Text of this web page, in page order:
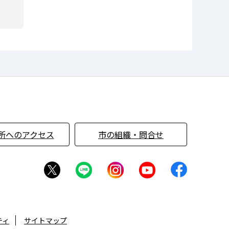
へのアクセス 市の組織・問合せ
サイトマップ